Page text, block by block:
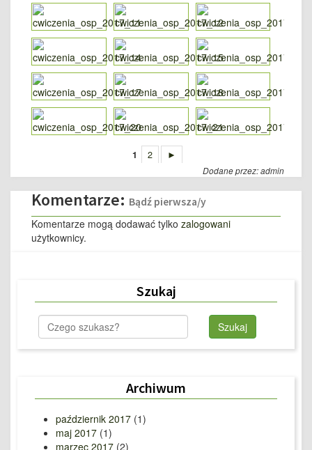
1 2 ►
Dodane przez: admin
Komentarze: Bądź pierwsza/y
Komentarze mogą dodawać tylko zalogowani
użytkownicy.
Szukaj
Archiwum
październik 2017 (1)
maj 2017 (1)
marzec 2017 (2)